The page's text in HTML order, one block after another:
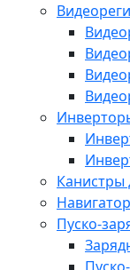
Канистры
Пуско-